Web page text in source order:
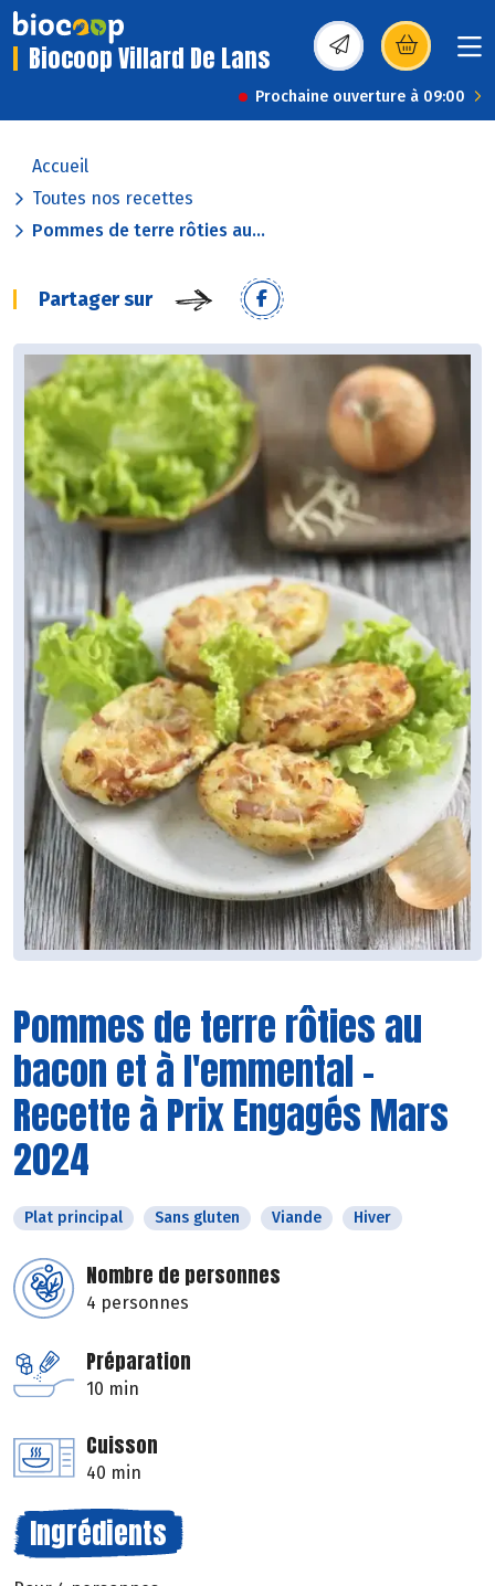
Biocoop Villard De Lans (s’ouvre dans une
Prochaine ouverture à 09:00
Accueil
Toutes nos recettes
Pommes de terre rôties au...
Partager sur
Pommes de terre rôties au
bacon et à l'emmental -
Recette à Prix Engagés Mars
2024
Plat principal Sans gluten Viande Hiver
Nombre de personnes
4 personnes
Préparation
10 min
Cuisson
40 min
Ingrédients